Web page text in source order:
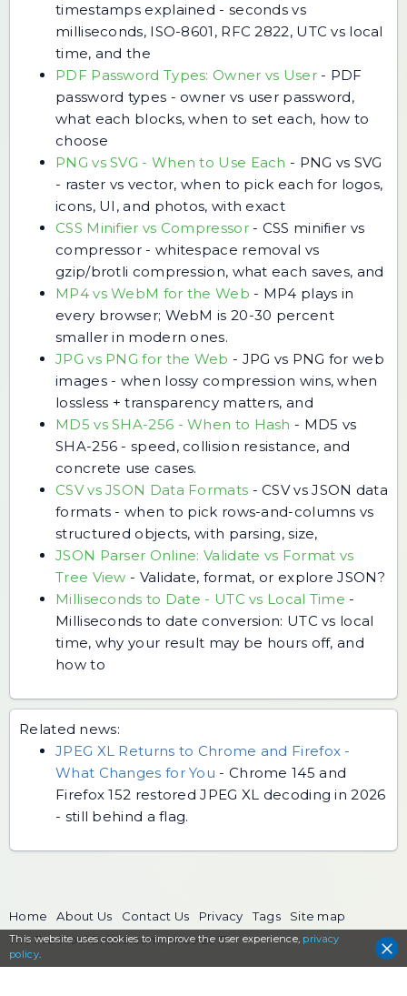
timestamps explained - seconds vs
milliseconds, ISO-8601, RFC 2822, UTC vs local
time, and the
PDF Password Types: Owner vs User- PDF
password types - owner vs user password,
what each blocks, when to set each, how to
choose
PNG vs SVG - When to Use Each - PNG vs SVG
- raster vs vector, when to pick each for logos,
icons, UI, and photos, with exact
CSS Minifier vs Compressor- CSS minifier vs
compressor - whitespace removal vs
gzip/brotli compression, what each saves, and
MP4 vs WebM for the Web - MP4 plays in
every browser; WebM is 20-30 percent
smaller in modern ones.
JPG vs PNG for the Web - JPG vs PNG for web
images - when lossy compression wins, when
lossless + transparency matters, and
MD5 vs SHA-256 - When to Hash - MD5 vs
SHA-256 - speed, collision resistance, and
concrete use cases.
CSV vs JSON Data Formats -CSV vs JSON data
formats - when to pick rows-and-columns vs
structured objects, with parsing, size,
JSON Parser Online: Validate vs Format vs
Tree View - Validate, format, or explore JSON?
Milliseconds to Date - UTC vs Local Time -
Milliseconds to date conversion: UTC vs local
time, why your result may be hours off, and
how to
Related news:
JPEG XL Returns to Chrome and Firefox -
What Changes for You - Chrome 145 and
Firefox 152 restored JPEG XL decoding in 2026
- still behind a flag.
This website uses cookies to improve the user experience, privacy
policy.
Home About Us Contact Us Privacy Tags
Site map
The FreeToolOnline.com, since 2017